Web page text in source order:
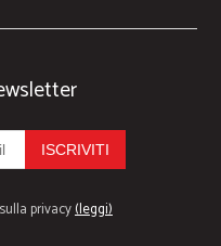
privacy(leggi)